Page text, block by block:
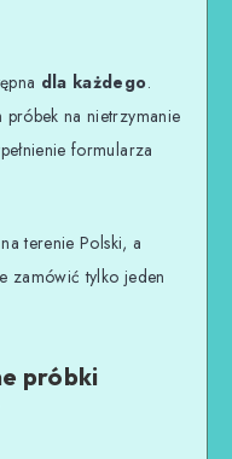
dla każdego.
próbek na nietrzymanie
formularza
terenie Polski, a
zamówić tylko jeden
próbki